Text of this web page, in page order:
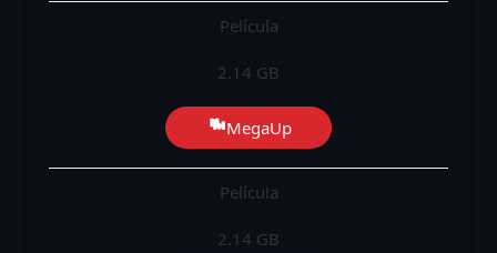
Película
2.14 GB
MegaUp
Película
2.14 GB